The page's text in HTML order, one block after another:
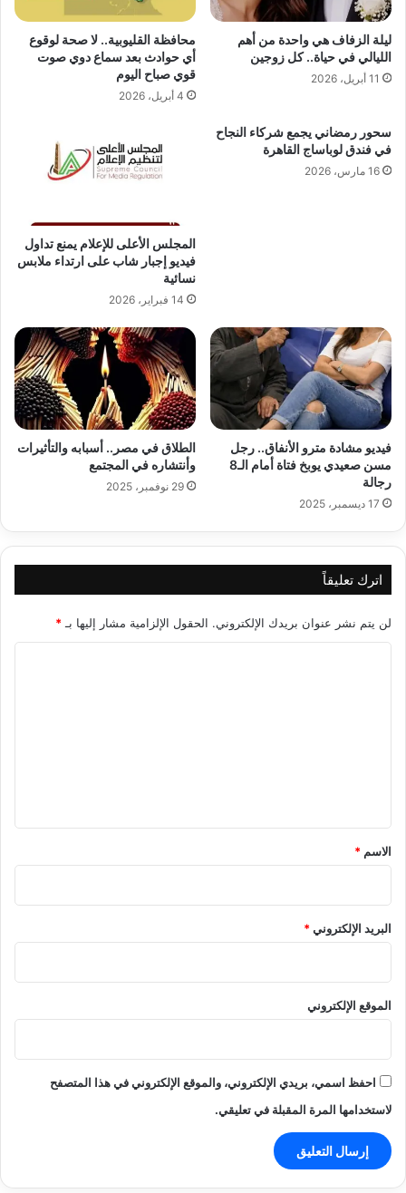
ليلة الزفاف هي واحدة من أهم
الليالي في حياة.. كل زوجين
11 أبريل، 2026
محافظة القليوبية.. لا صحة لوقوع
أي حوادث بعد سماع دوي صوت
قوي صباح اليوم
4 أبريل، 2026
سحور رمضاني يجمع شركاء النجاح
في فندق لوباساج القاهرة
16 مارس، 2026
المجلس الأعلى للإعلام يمنع تداول
فيديو إجبار شاب على ارتداء ملابس
نسائية
14 فبراير، 2026
فيديو مشادة مترو الأنفاق.. رجل
مسن صعيدي يوبخ فتاة أمام الـ8
رجالة
17 ديسمبر، 2025
الطلاق في مصر.. أسبابه والتأثيرات
وأنتشاره في المجتمع
29 نوفمبر، 2025
اترك تعليقاً
لن يتم نشر عنوان بريدك الإلكتروني. الحقول الإلزامية مشار إليها بـ *
*
الاسم *
البريد الإلكتروني*
الموقع الإلكتروني
احفظ اسمي، بريدي الإلكتروني، والموقع الإلكتروني في هذا المتصفح
لاستخدامها المرة المقبلة في تعليقي.